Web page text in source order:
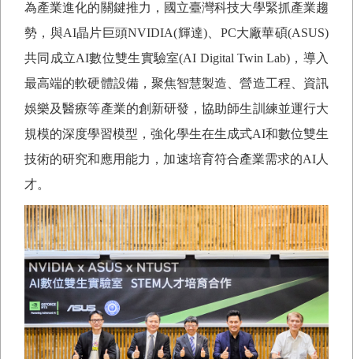
為產業進化的關鍵推力，國立臺灣科技大學緊抓產業趨
勢，與AI晶片巨頭NVIDIA(輝達) PC大廠華碩(ASUS)
共同成立AI數位雙生實驗室(AI Digital Twin Lab) ，導入
最高端的軟硬體設備，聚焦智慧製造、營造工程、資訊
娛樂及醫療等產業的創新研發，協助師生訓練並運行大
規模的深度學習模型，強化學生在生成式AI和數位雙生
技術的研究和應用能力，加速培育符合產業需求的AI人
才。